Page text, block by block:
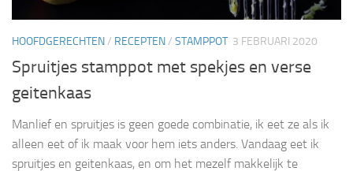
HOOFDGERECHTEN/ RECEPTEN/ STAMPPOT 3 FEBRUARI 2020
Spruitjes stamppot met spekjes en verse
geitenkaas
Manlief en spruitjes is geen goede combinatie, ik eet ze als ik
alleen eet of ik maak voor hem iets anders. Vandaag eet ik
spruitjes en geitenkaas, en om het mezelf makkelijk te